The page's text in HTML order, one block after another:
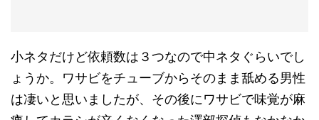
小ネタだけど依頼数は３つなので中ネタぐらいでし
ょうか。ワサビをチューブからそのまま舐める男性
は凄いと思いましたが、その後にワサビで味覚が麻